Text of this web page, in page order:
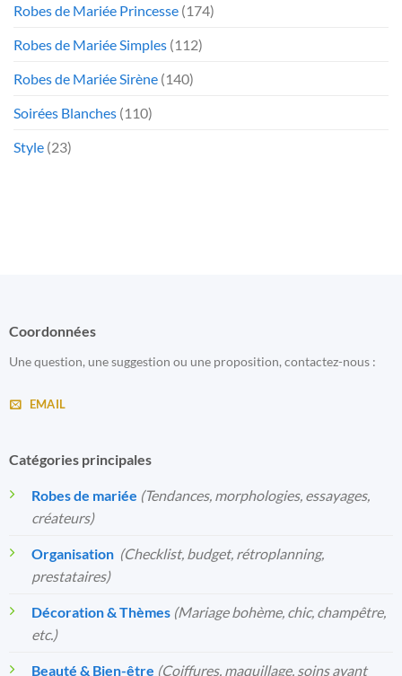
Robes de Mariée Princesse (174)
Robes de Mariée Simples (112)
Robes de Mariée Sirène (140)
Soirées Blanches (110)
Style (23)
Coordonnées
Une question, une suggestion ou une proposition, contactez-nous :
EMAIL
Catégories principales
Robes de mariée (Tendances, morphologies, essayages,
créateurs)
Organisation️ (Checklist, budget, rétroplanning,
prestataires)
Décoration & Thèmes (Mariage bohème, chic, champêtre,
etc.)
Beauté & Bien-être (Coiffures, maquillage, soins avant